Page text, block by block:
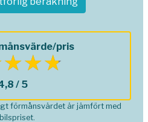
pris
/ 5
förmånsvärdet är jämfört med